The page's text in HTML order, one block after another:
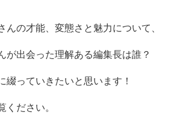
んの才能、変態さと魅力について、
が出会った理解ある編集長は誰？
綴っていきたいと思います！
ださい。